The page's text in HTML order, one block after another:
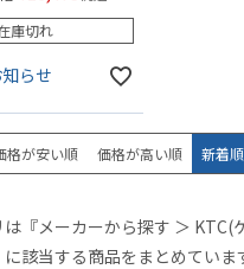
庫切れ
らせ
格が安い順 価格が高い順 新着順
『メーカーから探す ＞ KTC(
該当する商品をまとめていま